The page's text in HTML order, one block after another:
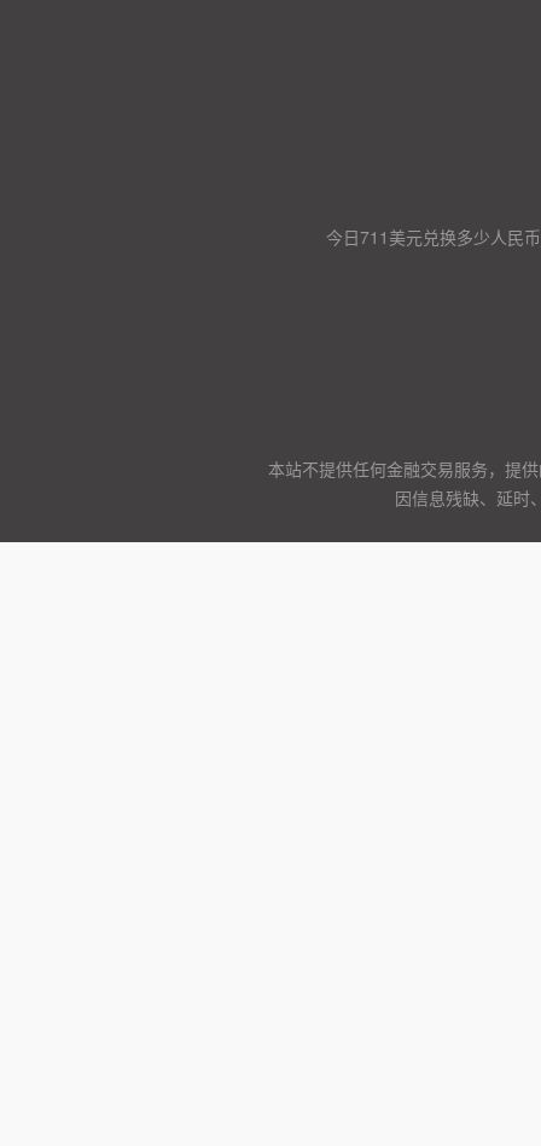
今日711美元兑换多少人民
本站不提供任何金融交易服务，提
因信息残缺、延时